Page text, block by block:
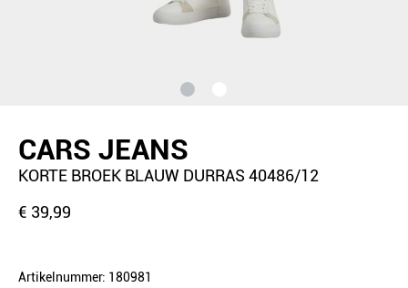
CARS JEANS
KORTE BROEK BLAUW DURRAS 40486/12
€ 39,99
Artikelnummer: 180981